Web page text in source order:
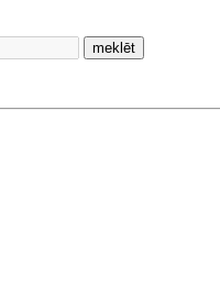
meklēt